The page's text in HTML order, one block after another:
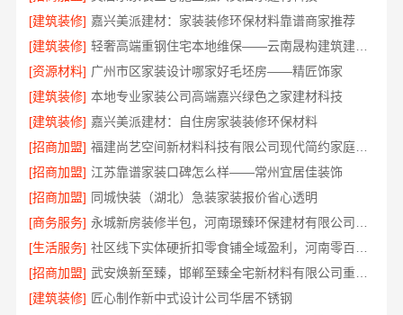
[建筑装修] 嘉兴美派建材：家装装修环保材料靠谱商家推荐
[建筑装修]
轻奢高端重钢住宅本地维保——云南晟构建筑建材有限公司
[资源材料] 广州市区家装设计哪家好毛坯房——精匠饰家
[建筑装修] 本地专业家装公司高端嘉兴绿色之家建材科技
[建筑装修] 嘉兴美派建材：自住房家装装修环保材料
[招商加盟]
福建尚艺空间新材料科技有限公司现代简约家庭装修免费设计整体落地
[招商加盟] 江苏靠谱家装口碑怎么样——常州宜居佳装饰
[招商加盟] 同城快装（湖北）急装家装报价省心透明
[商务服务]
[生活服务]
[招商加盟]
武安焕新至臻，邯郸至臻全宅新材料有限公司重塑家居美学
[建筑装修] 匠心制作新中式设计公司华居不锈钢